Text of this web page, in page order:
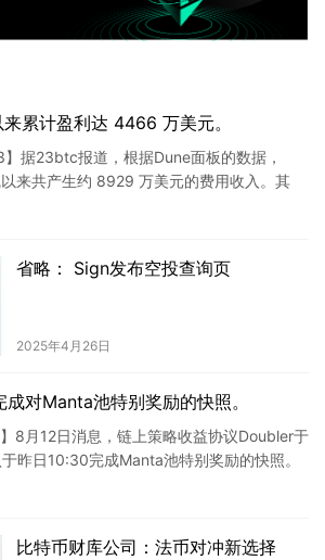
累计盈利达 4466 万美元。
据23btc报道，根据Dune面板的数据，
来共产生约 8929 万美元的费用收入。其
…
省略： Sign发布空投查询页
2025年4月26日
对Manta池特别奖励的快照。
8月12日消息，链上策略收益协议Doubler于
昨日10:30完成Manta池特别奖励的快照。
一个ma…
比特币财库公司：法币对冲新选择